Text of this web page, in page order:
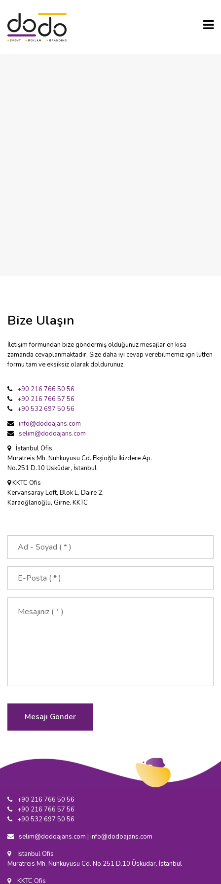
Bize Ulaşın
İletişim formundan bize göndermiş olduğunuz mesajlar en kısa
zamanda cevaplanmaktadır. Size daha iyi cevap verebilmemiz için lütfen
formu tam ve eksiksiz olarak doldurunuz.
+90 216 766 50 56
+90 216 766 57 56
+90 532 697 50 56
info@dodoajans.com
selim@dodoajans.com
İstanbul Ofis
Muratreis Mh. Nuhkuyusu Cd. Ekşioğlu İkizdere Ap.
No.251 D.10 Üsküdar, İstanbul
KKTC Ofis
Kervansaray Loft, Blok L, Daire 2,
Karaoğlanoğlu, Girne, KKTC
+90 216 766 50 56
+90 216 766 57 56
+90 532 697 50 56
selim@dodoajans.com | info@dodoajans.com
İstanbul Ofis
Muratreis Mh. Nuhkuyusu Cd. No.251 D.10 Üsküdar, İstanbul
KKTC Ofis